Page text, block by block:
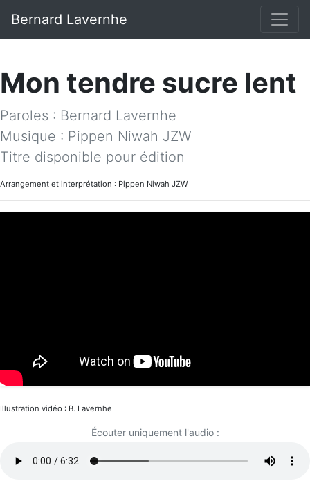
Bernard Lavernhe
Mon tendre sucre lent
Paroles : Bernard Lavernhe
Musique : Pippen Niwah JZW
Titre disponible pour édition
Arrangement et interprétation : Pippen Niwah JZW
Illustration vidéo : B. Lavernhe
Écouter uniquement l'audio :